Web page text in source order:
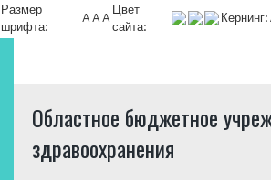
Размер
шрифта:
A A A
Цвет
сайта:
Кернинг:
Областное бюджетное
здравоохранения